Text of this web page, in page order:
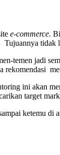
e-commerce.
tidak
temen jadi
rekomendasi
ini akan
target
ketemu di